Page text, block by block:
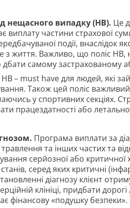
нещасного випадку (НВ). Це
виплату частини страхової
події, внаслідок
з життя. Важливо, що поліс НВ,
самому застрахованому
НВ – must have для людей, які
Також цей поліс важливий
у спортивних секціях.
працездатності або
Програма виплати за
травлення та інших частих та
серйозної або
серед яких критичні
діагнозу клієнт
клініці, придбати
фінансову «подушку